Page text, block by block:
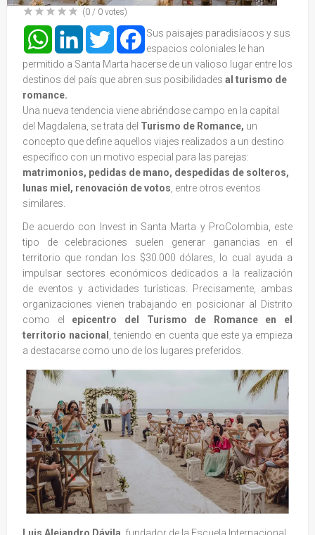
(0 / 0 votes)
WhatsAppLinkedInTwitter Facebook
Sus paisajes paradisíacos y sus
espacios coloniales le han
permitido a Santa Marta hacerse de un valioso lugar entre los
destinos del país que abren sus posibilidades al turismo de
romance.
Una nueva tendencia viene abriéndose campo en la capital
del Magdalena, se trata del Turismo de Romance, un
concepto que define aquellos viajes realizados a un destino
específico con un motivo especial para las parejas:
matrimonios, pedidas de mano, despedidas de solteros,
lunas miel, renovación de votos , entre otros eventos
similares.
De acuerdo con Invest in Santa Marta y ProColombia, este
tipo de celebraciones suelen generar ganancias en el
territorio que rondan los $30.000 dólares, lo cual ayuda a
impulsar sectores económicos dedicados a la realización
de eventos y actividades turísticas. Precisamente, ambas
organizaciones vienen trabajando en posicionar al Distrito
como el epicentro del Turismo de Romance en el
territorio nacional
, teniendo en cuenta que este ya empieza
a destacarse como uno de los lugares preferidos.